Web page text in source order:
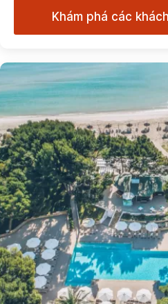
Khám phá các